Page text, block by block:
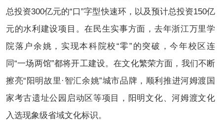
总投资300亿元的“口”字型快速环，以及预计总投资150亿
元的水利建设项目。在民生实事方面，去年浙江万里学
院落户余姚，实现本科院校“零”的突破，今年校区连
同“一场两馆”都将开工建设。在文化繁荣方面，我们不断
擦亮“阳明故里·智汇余姚”城市品牌，顺利推进河姆渡国
家考古遗址公园启动区等项目，阳明文化、河姆渡文化
入选现象级省域文化标识。